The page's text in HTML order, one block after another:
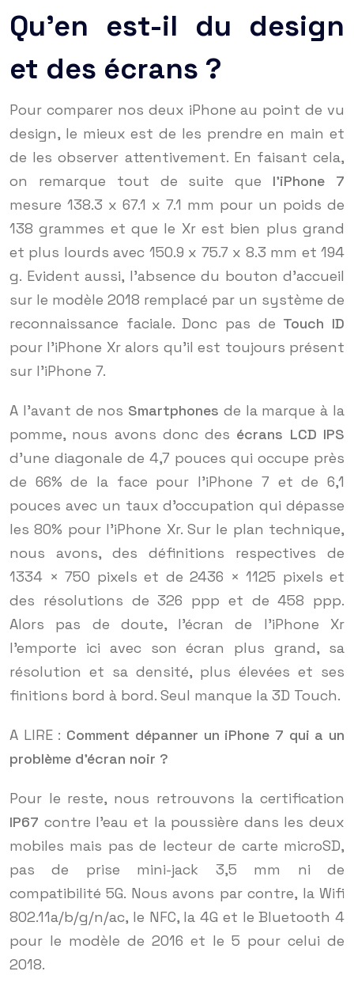
Qu’en est-il du design
et des écrans ?
Pour comparer nos deux iPhone au point de vu
design, le mieux est de les prendre en main et
de les observer attentivement. En faisant cela,
on remarque tout de suite que l’iPhone 7
mesure 138.3 x 67.1 x 7.1 mm pour un poids de
138 grammes et que le Xr est bien plus grand
et plus lourds avec 150.9 x 75.7 x 8.3 mm et 194
g. Evident aussi, l’absence du bouton d’accueil
sur le modèle 2018 remplacé par un système de
reconnaissance faciale. Donc pas de Touch ID
pour l’iPhone Xr alors qu’il est toujours présent
sur l’iPhone 7.
A l’avant de nos Smartphones de la marque à la
pomme, nous avons donc des écrans LCD IPS
d’une diagonale de 4,7 pouces qui occupe près
de 66% de la face pour l’iPhone 7 et de 6,1
pouces avec un taux d’occupation qui dépasse
les 80% pour l’iPhone Xr. Sur le plan technique,
nous avons, des définitions respectives de
1334 × 750 pixels et de 2436 × 1125 pixels et
des résolutions de 326 ppp et de 458 ppp.
Alors pas de doute, l’écran de l’iPhone Xr
l’emporte ici avec son écran plus grand, sa
résolution et sa densité, plus élevées et ses
finitions bord à bord. Seul manque la 3D Touch.
A LIRE : Comment dépanner un iPhone 7 qui a un
problème d’écran noir ?
Pour le reste, nous retrouvons la certification
IP67 contre l’eau et la poussière dans les deux
mobiles mais pas de lecteur de carte microSD,
pas de prise mini-jack 3,5 mm ni de
compatibilité 5G. Nous avons par contre, la Wifi
802.11a/b/g/n/ac, le NFC, la 4G et le Bluetooth 4
pour le modèle de 2016 et le 5 pour celui de
2018.